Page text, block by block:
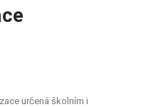
určená školním i